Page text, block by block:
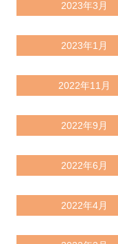
2023年3月
2023年1月
2022年11月
2022年9月
2022年6月
2022年4月